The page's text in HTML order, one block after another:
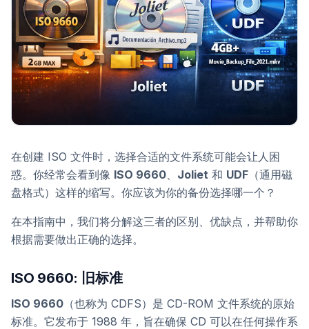
在创建 ISO 文件时，选择合适的文件系统可能会让人困
惑。你经常会看到像 ISO 9660、 Joliet 和 UDF （通用磁
盘格式）这样的缩写。你应该为你的备份选择哪一个？
在本指南中，我们将分解这三者的区别、优缺点，并帮助你
根据需要做出正确的选择。
ISO 9660: 旧标准
ISO 9660 （也称为 CDFS）是 CD-ROM 文件系统的原始
标准。它发布于 1988 年，旨在确保 CD 可以在任何操作系